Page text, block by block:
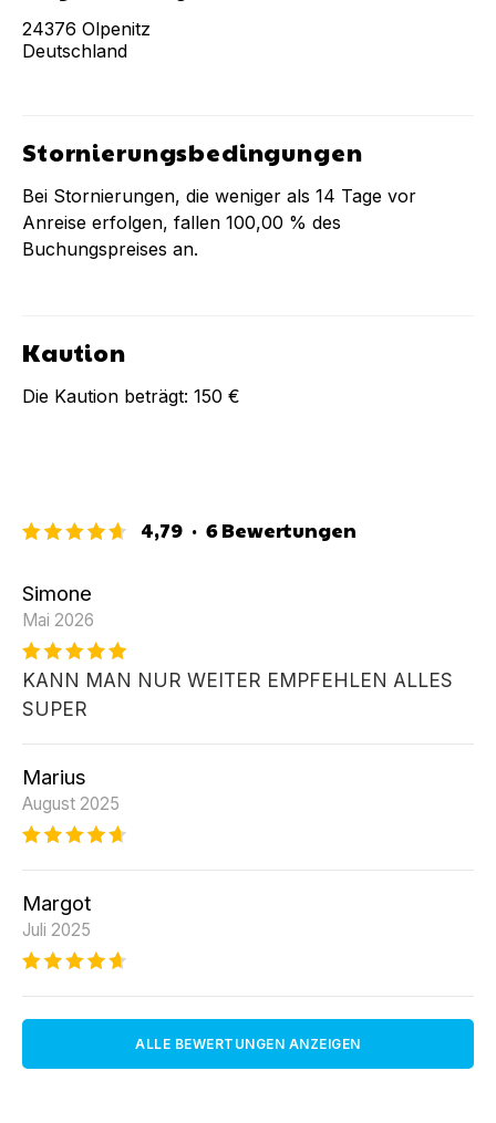
24376 Olpenitz
Deutschland
Stornierungsbedingungen
Bei Stornierungen, die weniger als 14 Tage vor
Anreise erfolgen, fallen 100,00 % des
Buchungspreises an.
Kaution
Die Kaution beträgt: 150 €
4,79 · 6Bewertungen
Simone
Mai 2026
KANN MAN NUR WEITER EMPFEHLEN ALLES
SUPER
Marius
August 2025
Margot
Juli 2025
ALLE BEWERTUNGEN ANZEIGEN